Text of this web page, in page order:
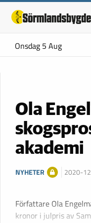
Onsdag 5 Aug
Ola
akademi
NYHETER 2020-
Författare Ola
kronor i julpris av